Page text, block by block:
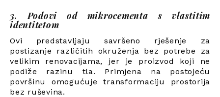
3. Podovi od mikrocementa s vlastitim
identitetom
Ovi predstavljaju savršeno rješenje za
postizanje različitih okruženja bez potrebe za
velikim renovacijama, jer je proizvod koji ne
podiže razinu tla. Primjena na postojeću
površinu omogućuje transformaciju prostorija
bez ruševina.